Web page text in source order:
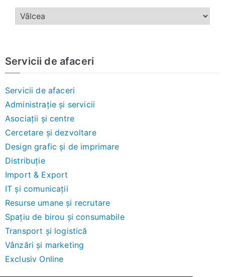
Servicii de afaceri
Servicii de afaceri
Administrație și servicii
Asociații și centre
Cercetare și dezvoltare
Design grafic și de imprimare
Distribuție
Import & Export
IT și comunicații
Resurse umane și recrutare
Spațiu de birou și consumabile
Transport și logistică
Vânzări și marketing
Exclusiv Online